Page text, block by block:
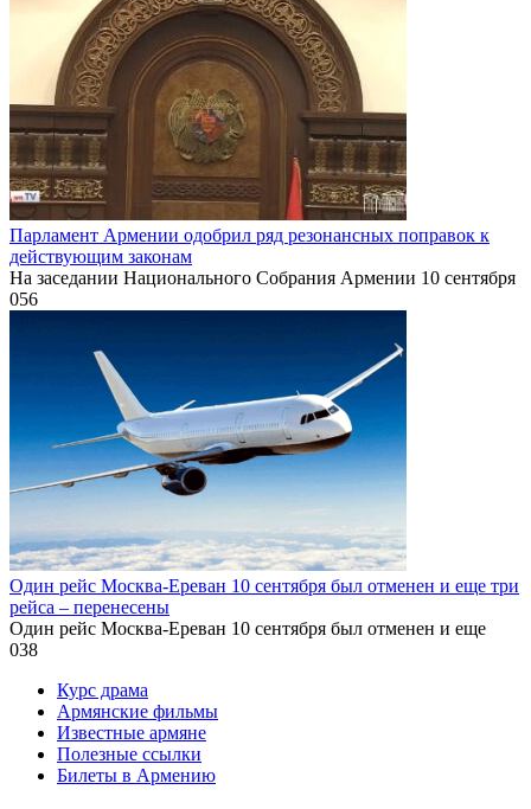
Парламент Армении одобрил ряд резонансных поправок к
действующим законам
На заседании Национального Собрания Армении 10 сентября
056
Один рейс Москва-Ереван 10 сентября был отменен и еще три
рейса – перенесены
Один рейс Москва-Ереван 10 сентября был отменен и еще
038
Курс драма
Армянские фильмы
Известные армяне
Полезные ссылки
Билеты в Армению